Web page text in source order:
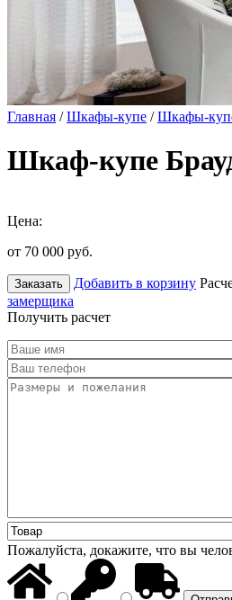
Главная /Шкафы-купе /Шкафы-
Шкаф-купе
Цена:
от 70 000 руб.
Заказать Добавить в корзину
замерщика
Получить расчет
Пожалуйста, докажите, что вы